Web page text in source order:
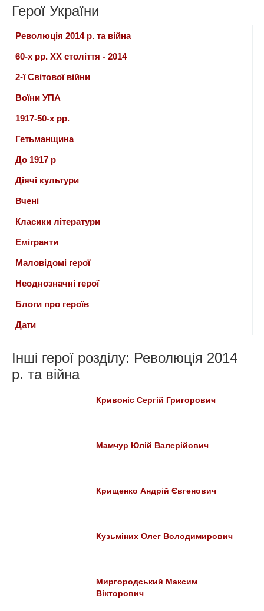
Герої України
Революція 2014 р. та війна
60-х рр. ХХ століття - 2014
2-ї Світової війни
Воїни УПА
1917-50-х рр.
Гетьманщина
До 1917 р
Діячі культури
Вчені
Класики літератури
Емігранти
Маловідомі герої
Неоднозначні герої
Блоги про героїв
Дати
Інші герої розділу: Революція 2014
р. та війна
Кривоніс Сергій Григорович
Мамчур Юлій Валерійович
Крищенко Андрій Євгенович
Кузьміних Олег Володимирович
Миргородський Максим
Вікторович